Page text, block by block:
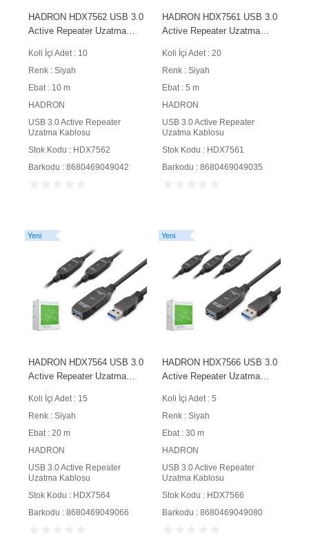
HADRON HDX7562 USB 3.0
Active Repeater Uzatma
Koli İçi Adet : 10
Renk : Siyah
Ebat : 10 m
HADRON
USB 3.0 Active Repeater
Uzatma Kablosu
Stok Kodu : HDX7562
Barkodu : 8680469049042
HADRON HDX7561 USB 3.0
Active Repeater Uzatma
Koli İçi Adet : 20
Renk : Siyah
Ebat : 5 m
HADRON
USB 3.0 Active Repeater
Uzatma Kablosu
Stok Kodu : HDX7561
Barkodu : 8680469049035
Yeni
HADRON HDX7564 USB 3.0
Active Repeater Uzatma
Koli İçi Adet : 15
Renk : Siyah
Ebat : 20 m
HADRON
USB 3.0 Active Repeater
Uzatma Kablosu
Stok Kodu : HDX7564
Barkodu : 8680469049066
Yeni
HADRON HDX7566 USB 3.0
Active Repeater Uzatma
Koli İçi Adet : 5
Renk : Siyah
Ebat : 30 m
HADRON
USB 3.0 Active Repeater
Uzatma Kablosu
Stok Kodu : HDX7566
Barkodu : 8680469049080